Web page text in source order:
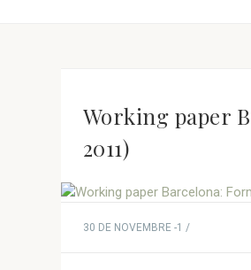
Working paper
2011)
30 DE NOVEMBRE -1 /